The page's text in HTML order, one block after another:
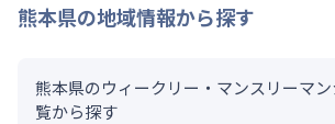
熊本県の地域情報から探す
熊本県のウィークリー・マンスリーマ
覧から探す